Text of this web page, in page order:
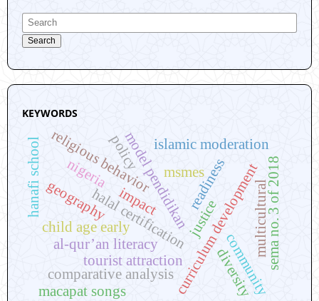
Search
KEYWORDS
model pendidikan
halal certification
child age early curriculum development
impact
tourist attraction
religious behavior msmes
policy
readiness
diversity
multicultural
al-qur’an literacy sema no. 3 of 2018
justice
hanafi school
community
comparative analysis
macapat songs
islamic moderation
geography
nigeria